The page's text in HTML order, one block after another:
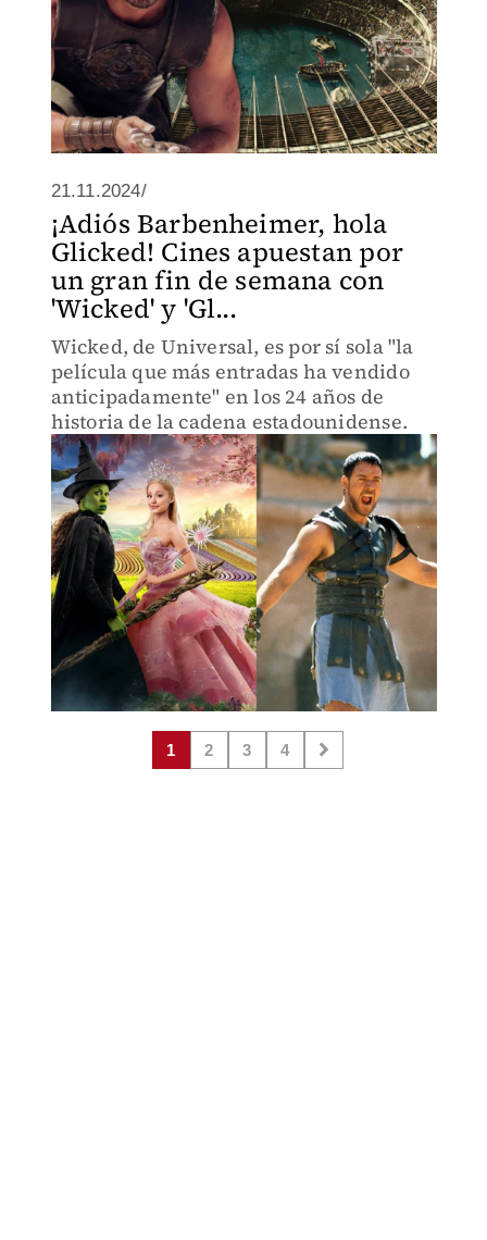
21.11.2024/
¡Adiós Barbenheimer, hola
Glicked! Cines apuestan por
un gran fin de semana con
'Wicked' y 'Gl...
Wicked, de Universal, es por sí sola "la
película que más entradas ha vendido
anticipadamente" en los 24 años de
historia de la cadena estadounidense.
1 2 3 4